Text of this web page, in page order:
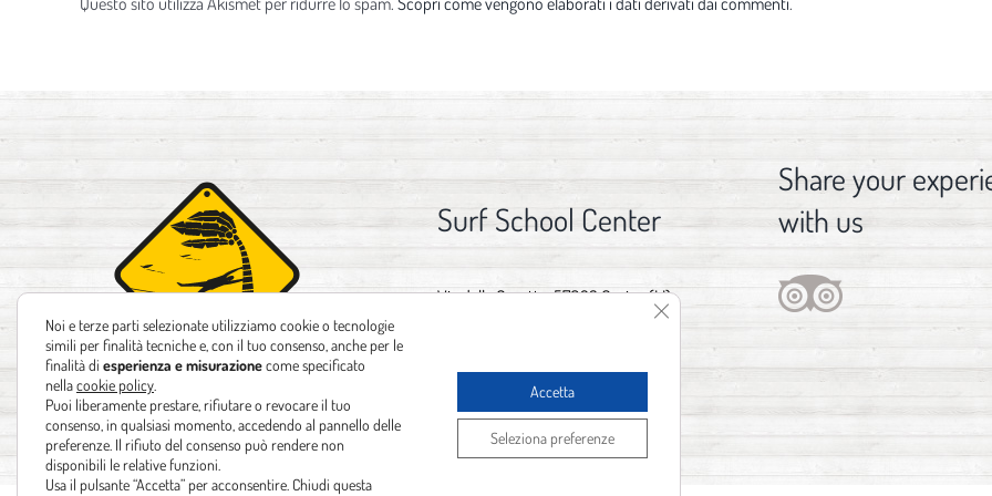
Surf School Center
Via delle Gorette, 57023 Cecina (LI)
Email:info@spot1.it
Share your
with us
Noi e terze parti selezionate utilizziamo cookie o tecnologie
simili per finalità tecniche e, con il tuo consenso, anche per le
finalità di esperienza e misurazionecome specificato
nellacookie policy
Puoi liberamente prestare, rifiutare o revocare il tuo
consenso, in qualsiasi momento, accedendo al pannello delle
preferenze. Il rifiuto del consenso può rendere non
disponibili le relative funzioni.
Usa il pulsante “Accetta” per acconsentire. Chiudi questa
Accetta
Seleziona preferenze
Close GDPR Cookie Banner